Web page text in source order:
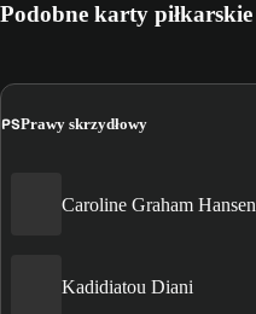
Podobne karty piłkarskie
PSPrawy skrzydłowy
Caroline Graham Hansen
Kadidiatou Diani